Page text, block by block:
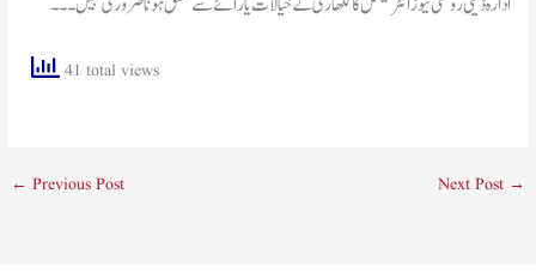
41 total views
← Previous Post Next Post →